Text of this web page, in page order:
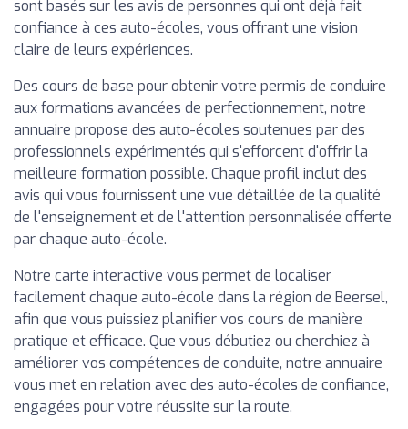
sont basés sur les avis de personnes qui ont déjà fait
confiance à ces auto-écoles, vous offrant une vision
claire de leurs expériences.
Des cours de base pour obtenir votre permis de conduire
aux formations avancées de perfectionnement, notre
annuaire propose des auto-écoles soutenues par des
professionnels expérimentés qui s'efforcent d'offrir la
meilleure formation possible. Chaque profil inclut des
avis qui vous fournissent une vue détaillée de la qualité
de l'enseignement et de l'attention personnalisée offerte
par chaque auto-école.
Notre carte interactive vous permet de localiser
facilement chaque auto-école dans la région de Beersel,
afin que vous puissiez planifier vos cours de manière
pratique et efficace. Que vous débutiez ou cherchiez à
améliorer vos compétences de conduite, notre annuaire
vous met en relation avec des auto-écoles de confiance,
engagées pour votre réussite sur la route.